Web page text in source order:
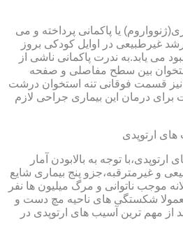
یا پاکمانی پرداخته و می
غیرطبیعی در اوایل کودکی بروز
می یابد.به ندرت پاکمانی ناشی از
بین سطح مفاصلی و صفحه
قسمت فوقانی تنه استخوان درشت
درمان این بیماری جراحی لازم
ارتوپدی
توجه به بالابودن آمار
و غیرمترقبه،جزو پنج بیماری شایع
موجب ناتوانی و مرگ میلیون ها نفر
شکستگی های ناحیه مچ دست و
از مهم ترین آسیب های ارتوپدی در